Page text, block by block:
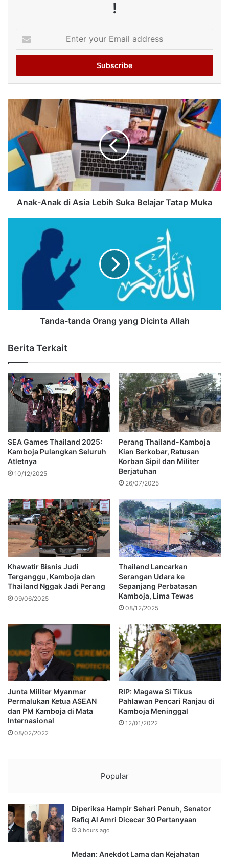
!
your
Email
Anak-Anak di Asia Lebih Suka Belajar Tatap Muka
Tanda-tanda Orang yang Dicinta Allah
Berita Terkait
SEA Games Thailand 2025:
Kamboja Pulangkan Seluruh
Atletnya
10/12/2025
Perang Thailand-Kamboja
Kian Berkobar, Ratusan
Korban Sipil dan Militer
Berjatuhan
26/07/2025
Khawatir Bisnis Judi
Terganggu, Kamboja dan
Thailand Nggak Jadi Perang
09/06/2025
Thailand Lancarkan
Serangan Udara ke
Sepanjang Perbatasan
Kamboja, Lima Tewas
08/12/2025
Junta Militer Myanmar
Permalukan Ketua ASEAN
dan PM Kamboja di Mata
Internasional
08/02/2022
RIP: Magawa Si Tikus
Pahlawan Pencari Ranjau di
Kamboja Meninggal
12/01/2022
Popular
Diperiksa Hampir Sehari Penuh, Senator
Rafiq Al Amri Dicecar 30 Pertanyaan
3 hours ago
Medan: Anekdot Lama dan Kejahatan